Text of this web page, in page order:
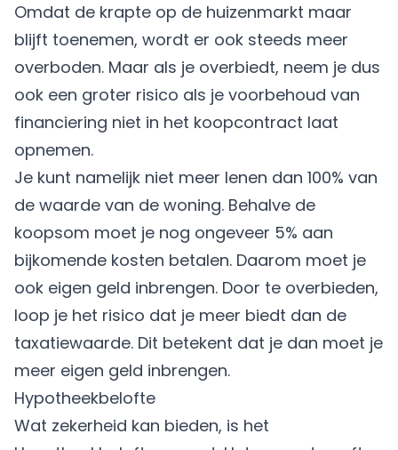
Omdat de krapte op de huizenmarkt maar
blijft toenemen, wordt er ook steeds meer
overboden. Maar als je overbiedt, neem je dus
ook een groter risico als je voorbehoud van
financiering niet in het koopcontract laat
opnemen.
Je kunt namelijk niet meer lenen dan 100% van
de waarde van de woning. Behalve de
koopsom moet je nog ongeveer 5% aan
bijkomende kosten betalen. Daarom moet je
ook eigen geld inbrengen. Door te overbieden,
loop je het risico dat je meer biedt dan de
taxatiewaarde. Dit betekent dat je dan moet je
meer eigen geld inbrengen.
Hypotheekbelofte
Wat zekerheid kan bieden, is het